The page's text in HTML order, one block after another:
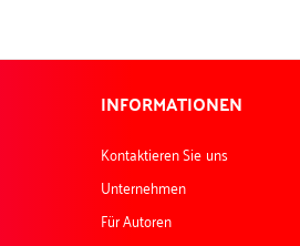
INFORMATIONEN
Kontaktieren Sie uns
Unternehmen
Für Autoren